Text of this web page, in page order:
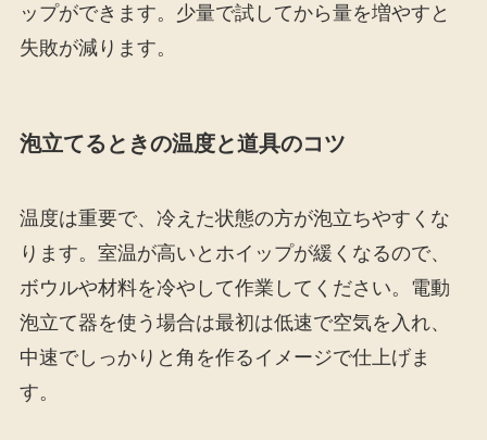
ップができます。少量で試してから量を増やすと
失敗が減ります。
泡立てるときの温度と道具のコツ
温度は重要で、冷えた状態の方が泡立ちやすくな
ります。室温が高いとホイップが緩くなるので、
ボウルや材料を冷やして作業してください。電動
泡立て器を使う場合は最初は低速で空気を入れ、
中速でしっかりと角を作るイメージで仕上げま
す。